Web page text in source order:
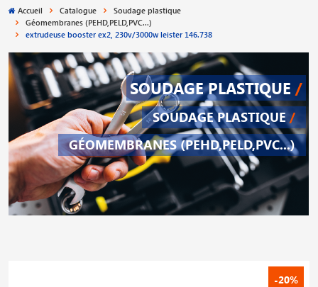
Accueil Catalogue
Soudage plastique
Géomembranes (PEHD,PELD,PVC...)
extrudeuse booster ex2, 230v/3000w leister 146.738
SOUDAGE PLASTIQUE /
SOUDAGE PLASTIQUE /
GÉOMEMBRANES (PEHD,PELD,PVC...)
-20%